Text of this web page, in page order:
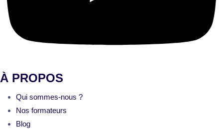
À PROPOS
Qui sommes-nous ?
Nos formateurs
Blog